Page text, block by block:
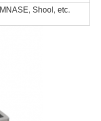
Shool, etc.